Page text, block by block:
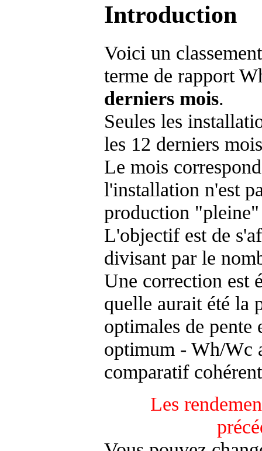
Introduction
Voici un
terme de rapport
derniers mois.
Seules les
les 12 derniers
Le mois
l'installation n'est
production "pleine"
L'objectif est de
divisant par le
Une correction est
quelle aurait été la
optimales de
optimum - Wh/Wc
comparatif
Les